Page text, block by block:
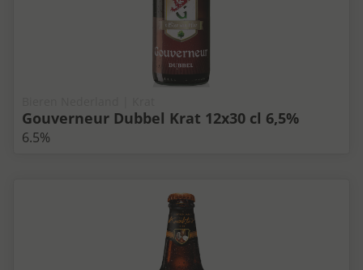
Gouverneur Dubbel Krat 12x30 cl 6,5%
6.5%